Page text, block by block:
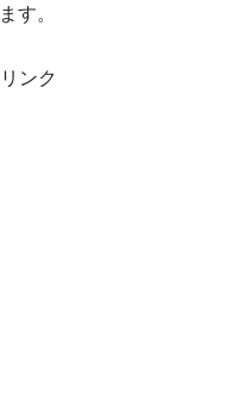
す。
ンク